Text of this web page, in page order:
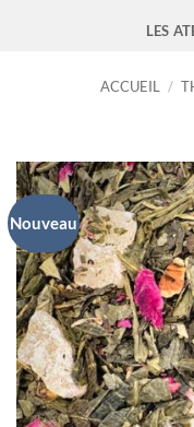
LES
ACCUEIL /
Nouveau